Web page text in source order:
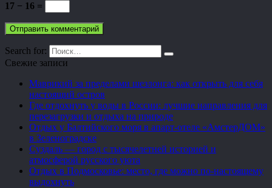
17 − 16 =
Search for:
Свежие записи
Маврикий за пределами шезлонга: как открыть для себя
настоящий остров
Где отдохнуть у воды в России: лучшие направления для
перезагрузки и отдыха на природе
Отдых у Балтийского моря в апарт-отеле «АмстерДОМ»
в Зеленоградске
Суздаль — город с тысячелетней историей и
атмосферой русского уюта
Отдых в Подмосковье: место, где можно по-настоящему
выдохнуть